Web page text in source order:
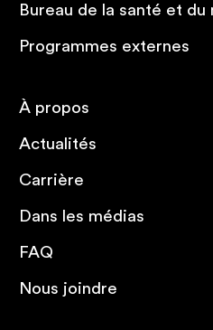
Bureau de la santé et
Programmes externes
À propos
Actualités
Carrière
Dans les médias
FAQ
Nous joindre